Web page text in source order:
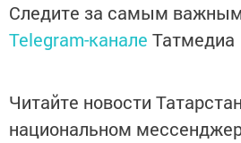
Следите за самым
Telegram-канале Татмедиа
Читайте новости
национальном